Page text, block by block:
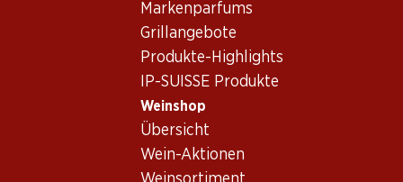
Markenparfums
Grillangebote
Produkte-Highlights
IP-SUISSE Produkte
Weinshop
Übersicht
Wein-Aktionen
Vorderseite Rückseite